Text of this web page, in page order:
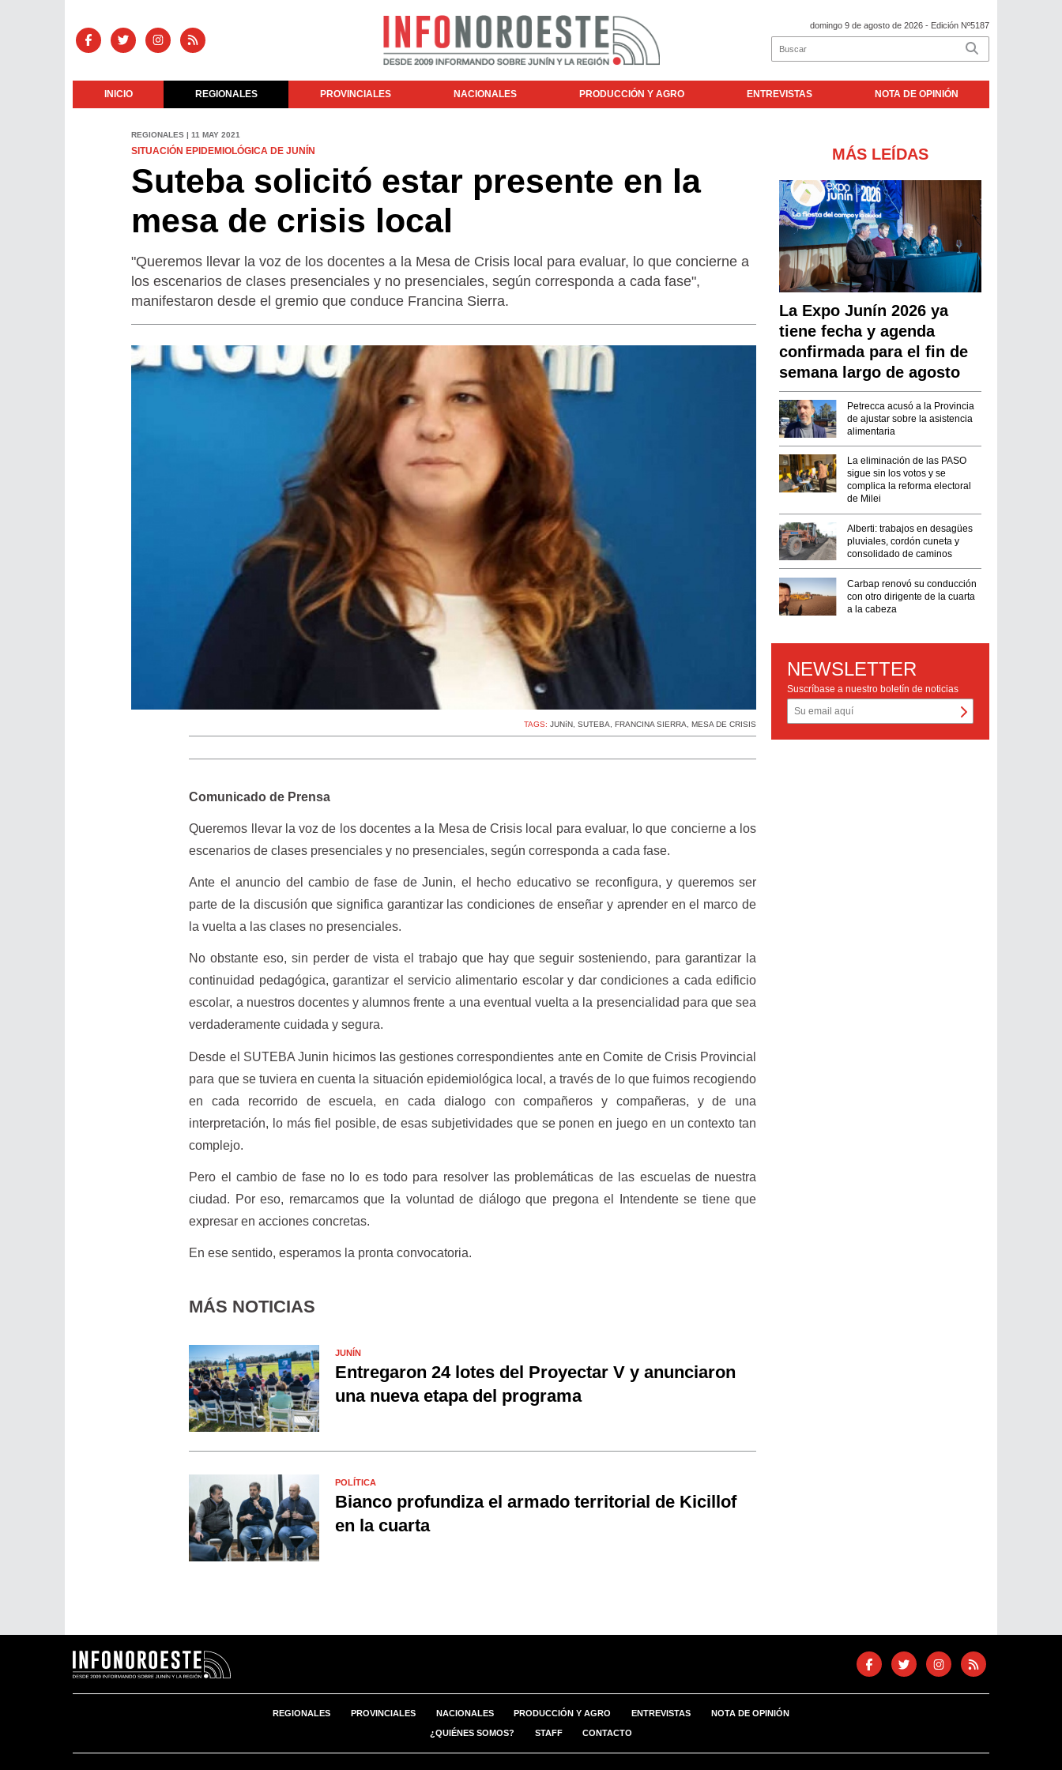
domingo 9 de agosto de 2026 - Edición Nº5187
INICIO REGIONALES PROVINCIALES NACIONALES PRODUCCIÓN Y AGRO ENTREVISTAS NOTA DE OPINIÓN
REGIONALES | 11 MAY 2021
SITUACIÓN EPIDEMIOLÓGICA DE JUNÍN
Suteba solicitó estar presente en la
mesa de crisis local
"Queremos llevar la voz de los docentes a la Mesa de Crisis local para evaluar, lo que concierne a
los escenarios de clases presenciales y no presenciales, según corresponda a cada fase",
manifestaron desde el gremio que conduce Francina Sierra.
TAGS:JUNíN ,SUTEBA ,FRANCINA SIERRA ,MESA DE CRISIS
Comunicado de Prensa
Queremos llevar la voz de los docentes a la Mesa de Crisis local para evaluar, lo que concierne a los
escenarios de clases presenciales y no presenciales, según corresponda a cada fase.
Ante el anuncio del cambio de fase de Junin, el hecho educativo se reconfigura, y queremos ser
parte de la discusión que significa garantizar las condiciones de enseñar y aprender en el marco de
la vuelta a las clases no presenciales.
No obstante eso, sin perder de vista el trabajo que hay que seguir sosteniendo, para garantizar la
continuidad pedagógica, garantizar el servicio alimentario escolar y dar condiciones a cada edificio
escolar, a nuestros docentes y alumnos frente a una eventual vuelta a la presencialidad para que sea
verdaderamente cuidada y segura.
Desde el SUTEBA Junin hicimos las gestiones correspondientes ante en Comite de Crisis Provincial
para que se tuviera en cuenta la situación epidemiológica local, a través de lo que fuimos recogiendo
en cada recorrido de escuela, en cada dialogo con compañeros y compañeras, y de una
interpretación, lo más fiel posible, de esas subjetividades que se ponen en juego en un contexto tan
complejo.
Pero el cambio de fase no lo es todo para resolver las problemáticas de las escuelas de nuestra
ciudad. Por eso, remarcamos que la voluntad de diálogo que pregona el Intendente se tiene que
expresar en acciones concretas.
En ese sentido, esperamos la pronta convocatoria.
MÁS NOTICIAS
JUNÍN
Entregaron 24 lotes del Proyectar V y anunciaron
una nueva etapa del programa
POLÍTICA
Bianco profundiza el armado territorial de Kicillof
en la cuarta
MÁS LEÍDAS
La Expo Junín 2026 ya
tiene fecha y agenda
confirmada para el fin de
semana largo de agosto
Petrecca acusó a la Provincia
de ajustar sobre la asistencia
alimentaria
La eliminación de las PASO
sigue sin los votos y se
complica la reforma electoral
de Milei
Alberti: trabajos en desagües
pluviales, cordón cuneta y
consolidado de caminos
Carbap renovó su conducción
con otro dirigente de la cuarta
a la cabeza
NEWSLETTER
Suscríbase a nuestro boletín de noticias
REGIONALES PROVINCIALES NACIONALES PRODUCCIÓN Y AGRO ENTREVISTAS NOTA DE OPINIÓN
¿QUIÉNES SOMOS? STAFF CONTACTO